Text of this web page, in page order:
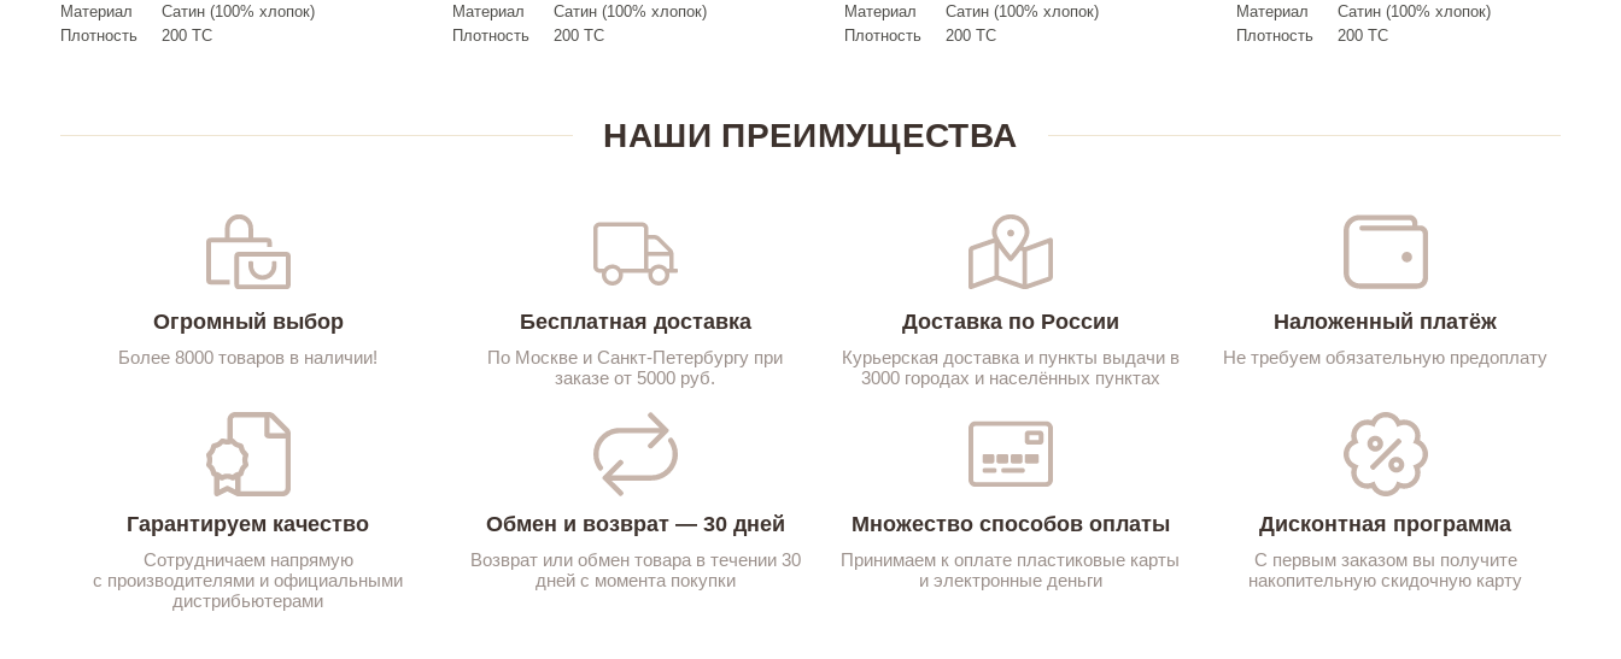
Материал
Сатин (100% хлопок)
Плотность
200 ТС
Материал
Сатин (100% хлопок)
Плотность
200 ТС
Материал
Сатин (100% хлопок)
Плотность
200 ТС
Материал
Сатин (100% хлопок)
Плотность
200 ТС
НАШИ ПРЕИМУЩЕСТВА
Огромный выбор
Более 8000 товаров в наличии!
Бесплатная доставка
По Москве и Санкт-Петербургу при
заказе от 5000 руб.
Доставка по России
Курьерская доставка и пункты выдачи в
3000 городах и населённых пунктах
Наложенный платёж
Не требуем обязательную предоплату
Гарантируем качество
Сотрудничаем напрямую
с производителями и официальными
дистрибьютерами
Обмен и возврат — 30 дней
Возврат или обмен товара в течении 30
дней с момента покупки
Множество способов оплаты
Принимаем к оплате пластиковые карты
и электронные деньги
Дисконтная программа
С первым заказом вы получите
накопительную скидочную карту